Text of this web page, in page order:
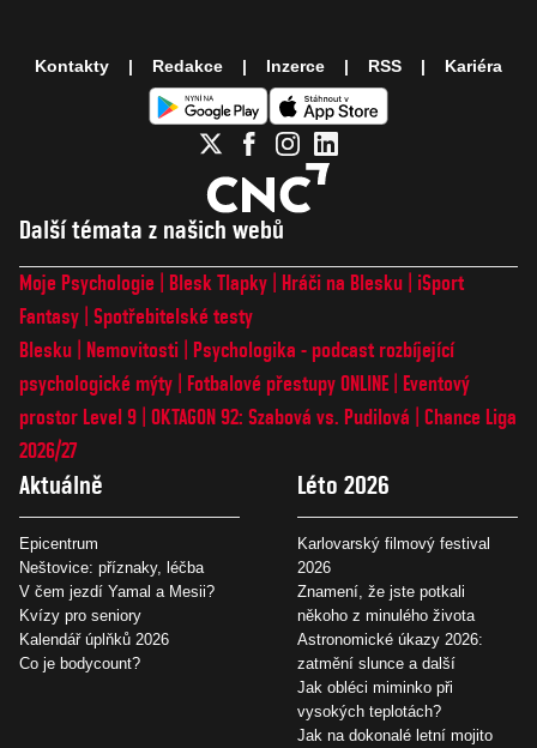
Další témata z našich webů
Moje Psychologie Blesk Tlapky Hráči na Blesku
iSport
Fantasy Spotřebitelské testy
Blesku
Nemovitosti
Psychologika - podcast rozbíjející
psychologické mýty
Fotbalové přestupy ONLINE
Eventový
prostor Level 9 OKTAGON 92: Szabová vs. Pudilová
Chance Liga
2026/27
Aktuálně
Epicentrum
Neštovice: příznaky, léčba
V čem jezdí Yamal a Mesii?
Kvízy pro seniory
Kalendář úplňků 2026
Co je bodycount?
Léto 2026
Karlovarský filmový festival
2026
Znamení, že jste potkali
někoho z minulého života
Astronomické úkazy 2026:
zatmění slunce a další
Jak obléci miminko při
vysokých teplotách?
Jak na dokonalé letní mojito
Kontakty Redakce Inzerce RSS Kariéra